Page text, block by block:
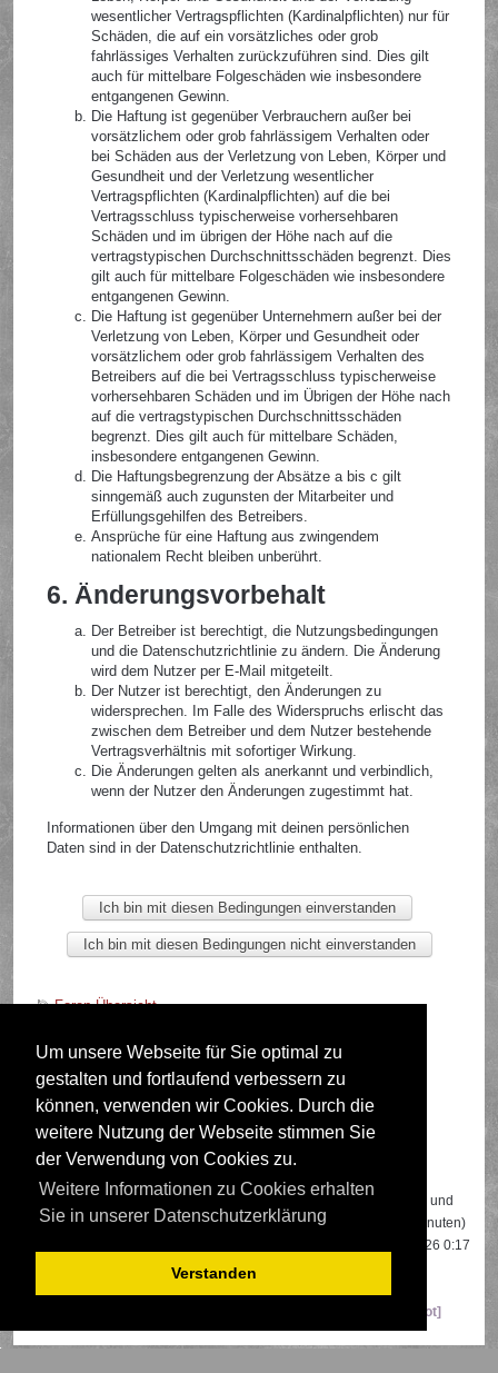
Um unsere Webseite für Sie optimal zu
gestalten und fortlaufend verbessern zu
können, verwenden wir Cookies. Durch die
weitere Nutzung der Webseite stimmen Sie
der Verwendung von Cookies zu.
Weitere Informationen zu Cookies erhalten
Sie in unserer Datenschutzerklärung
Verstanden
wesentlicher Vertragspflichten (Kardinalpflichten) nur für
Schäden, die auf ein vorsätzliches oder grob
fahrlässiges Verhalten zurückzuführen sind. Dies gilt
auch für mittelbare Folgeschäden wie insbesondere
entgangenen Gewinn.
Die Haftung ist gegenüber Verbrauchern außer bei
vorsätzlichem oder grob fahrlässigem Verhalten oder
bei Schäden aus der Verletzung von Leben, Körper und
Gesundheit und der Verletzung wesentlicher
Vertragspflichten (Kardinalpflichten) auf die bei
Vertragsschluss typischerweise vorhersehbaren
Schäden und im übrigen der Höhe nach auf die
vertragstypischen Durchschnittsschäden begrenzt. Dies
gilt auch für mittelbare Folgeschäden wie insbesondere
entgangenen Gewinn.
Die Haftung ist gegenüber Unternehmern außer bei der
Verletzung von Leben, Körper und Gesundheit oder
vorsätzlichem oder grob fahrlässigem Verhalten des
Betreibers auf die bei Vertragsschluss typischerweise
vorhersehbaren Schäden und im Übrigen der Höhe nach
auf die vertragstypischen Durchschnittsschäden
begrenzt. Dies gilt auch für mittelbare Schäden,
insbesondere entgangenen Gewinn.
Die Haftungsbegrenzung der Absätze a bis c gilt
sinngemäß auch zugunsten der Mitarbeiter und
Erfüllungsgehilfen des Betreibers.
Ansprüche für eine Haftung aus zwingendem
nationalem Recht bleiben unberührt.
6. Änderungsvorbehalt
Der Betreiber ist berechtigt, die Nutzungsbedingungen
und die Datenschutzrichtlinie zu ändern. Die Änderung
wird dem Nutzer per E-Mail mitgeteilt.
Der Nutzer ist berechtigt, den Änderungen zu
widersprechen. Im Falle des Widerspruchs erlischt das
zwischen dem Betreiber und dem Nutzer bestehende
Vertragsverhältnis mit sofortiger Wirkung.
Die Änderungen gelten als anerkannt und verbindlich,
wenn der Nutzer den Änderungen zugestimmt hat.
Informationen über den Umgang mit deinen persönlichen
Daten sind in der Datenschutzrichtlinie enthalten.
Foren-Übersicht
Deutsche Übersetzung durchphpBB.de
Wer ist online?
Insgesamt sind647Besucher online: 3 registrierte, 0 unsichtbare und
644 Gäste (basierend auf den aktiven Besuchern der letzten 5 Minuten)
Besuchern, die am 13.04.2026 0:17
gleichzeitig online waren.
Majestic-12 [Bot]